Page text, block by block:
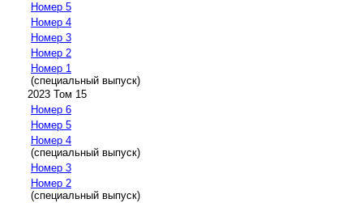
Номер 5
Номер 4
Номер 3
Номер 2
Номер 1
(специальный выпуск)
2023 Том 15
Номер 6
Номер 5
Номер 4
(специальный выпуск)
Номер 3
Номер 2
(специальный выпуск)